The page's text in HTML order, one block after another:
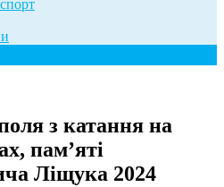
з катання на
пам’яті
Ліщука 2024